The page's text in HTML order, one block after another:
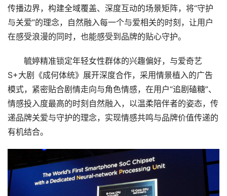
传播边界，构建全域覆盖、深度互动的场景矩阵，将“守护
与关爱”的理念，自然融入每一个与爱相关的时刻，让用户
在感受浪漫的同时，也能感受到品牌的贴心守护。
毓婷精准锁定年轻女性群体的兴趣偏好，与爱奇艺
S+大剧《成何体统》展开深度合作，采用情景植入的广告
模式，紧密贴合剧情走向与角色情感，在用户“追剧磕糖”、
情感投入度最高的时刻自然融入，以温柔陪伴者的姿态，传
递品牌关爱与守护的理念，实现情感共鸣与品牌价值传递的
有机结合。